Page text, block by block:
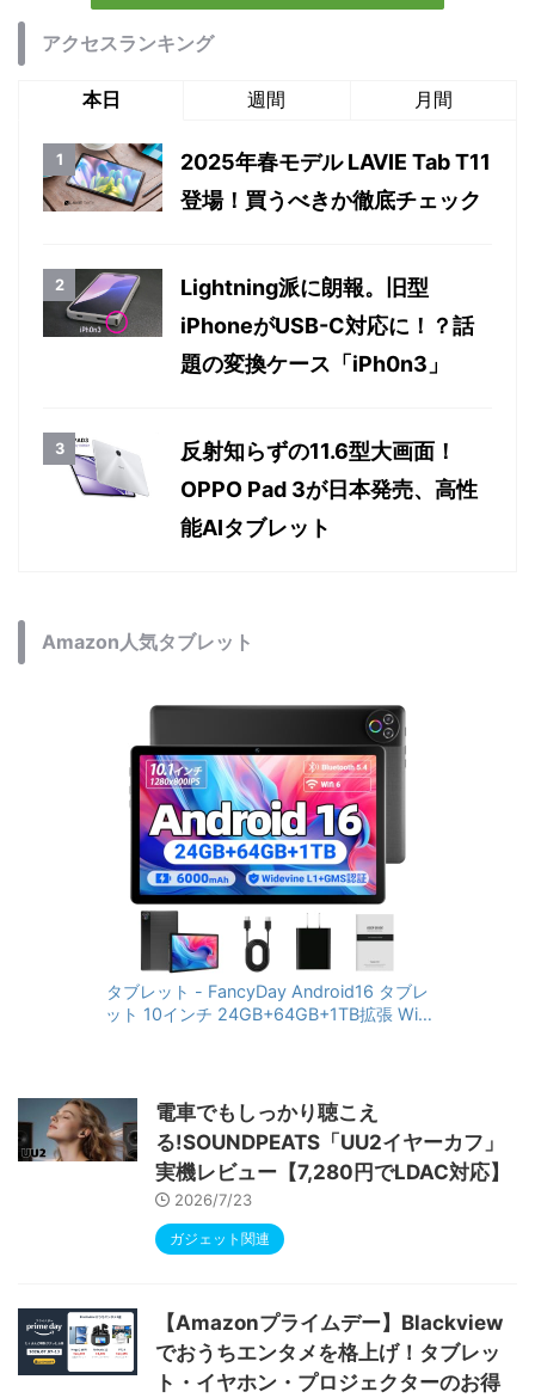
アクセスランキング
週間 月間
2025年春モデル LAVIE Tab T11
登場！買うべきか徹底チェック
題の変換ケース「iPh0n3」
反射知らずの11.6型大画面！
OPPO Pad 3が日本発売、高性
能AIタブレット
Amazon人気タブレット
6&Bluetooth5.4対応 高性能CPU 1280*80
0画面 6000mAh Widevine L1 GMS認証 T
ype-C充電 顔認識 アンドロイド 無線投影
RGBライト 児童守護 IPS画面 日本語説明書
電車でもしっかり聴こえ